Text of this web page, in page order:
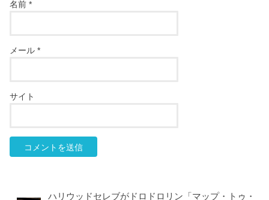
名前*
メール*
サイト
ハリウッドセレブがドロドロリン「マップ・トゥ・